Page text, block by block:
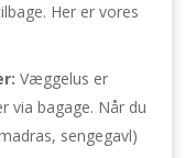
Her er vores
Væggelus er
via bagage. Når du
sengegavl)